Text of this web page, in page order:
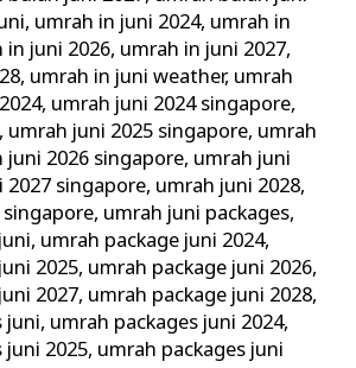
, umrah in juni 2024, umrah in
in juni 2026, umrah in juni 2027,
, umrah in juni weather, umrah
, umrah juni 2024 singapore,
, umrah juni 2025 singapore, umrah
juni 2026 singapore, umrah juni
2027 singapore, umrah juni 2028,
, umrah juni packages,
, umrah package juni 2024,
2025, umrah package juni 2026,
2027, umrah package juni 2028,
juni, umrah packages juni 2024,
juni 2025, umrah packages juni